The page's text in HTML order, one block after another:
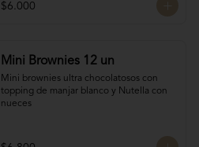
$6.000
Mini Brownies 12 un
Mini brownies ultra chocolatosos con
topping de manjar blanco y Nutella con
nueces